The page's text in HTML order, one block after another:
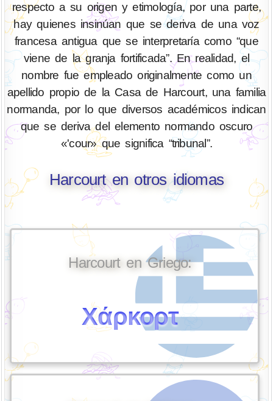
respecto a su origen y etimología, por una parte,
hay quienes insinúan que se deriva de una voz
francesa antigua que se interpretaría como “que
viene de la granja fortificada”. En realidad, el
nombre fue empleado originalmente como un
apellido propio de la Casa de Harcourt, una familia
normanda, por lo que diversos académicos indican
que se deriva del elemento normando oscuro
«'cour» que significa “tribunal”.
Harcourt en otros idiomas
Harcourt en Griego:
Χάρκορτ